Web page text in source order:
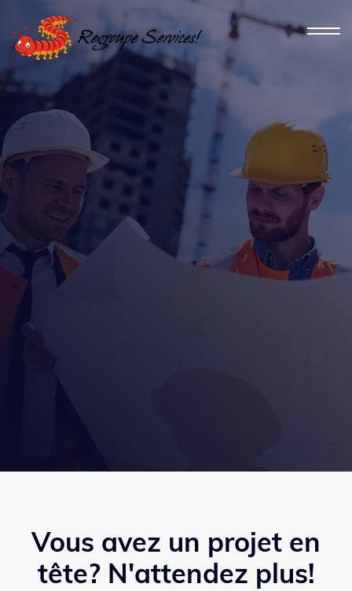
Vous avez un projet en
tête? N'attendez plus!